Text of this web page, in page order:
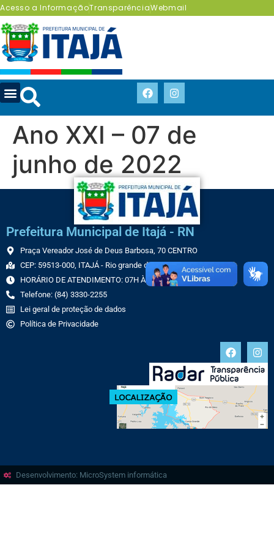
Acesso a InformaçãoTransparênciaWebmail
Ano XXI – 07 de
junho de 2022
Prefeitura Municipal de Itajá - RN
Praça Vereador José de Deus Barbosa, 70 CENTRO
CEP: 59513-000, ITAJÁ - Rio grande do Norte
HORÁRIO DE ATENDIMENTO: 07H ÀS 13H
Telefone: (84) 3330-2255
Lei geral de proteção de dados
Política de Privacidade
Desenvolvimento: MicroSystem informática